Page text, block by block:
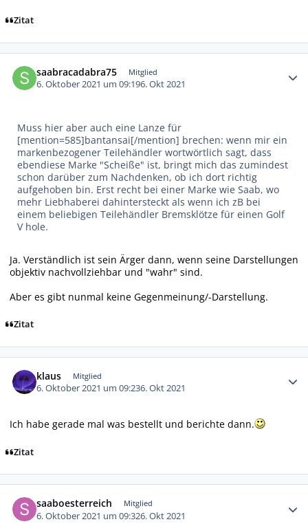
Zitat
saabracadabra75 Mitglied
6. Oktober 2021 um 09:196. Okt 2021
Muss hier aber auch eine Lanze für
[mention=585]bantansai[/mention] brechen: wenn mir ein
markenbezogener Teilehändler wortwörtlich sagt, dass
ebendiese Marke "Scheiße" ist, bringt mich das zumindest
schon darüber zum Nachdenken, ob ich dort richtig
aufgehoben bin. Erst recht bei einer Marke wie Saab, wo
mehr Liebhaberei dahintersteckt als wenn ich zB bei
einem beliebigen Teilehändler Bremsklötze für einen Golf
V hole.
Ja. Verständlich ist sein Ärger dann, wenn seine Darstellungen
objektiv nachvollziehbar und "wahr" sind.
Aber es gibt nunmal keine Gegenmeinung/-Darstellung.
Zitat
klaus Mitglied
6. Oktober 2021 um 09:236. Okt 2021
Ich habe gerade mal was bestellt und berichte dann.
Zitat
saaboesterreich Mitglied
6. Oktober 2021 um 09:326. Okt 2021